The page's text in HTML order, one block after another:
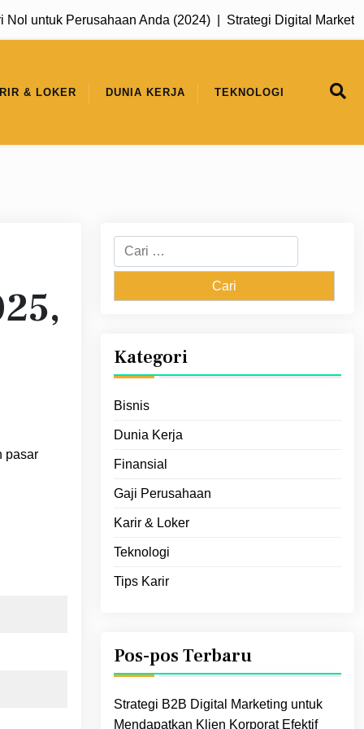
untuk Perusahaan Anda (2024) |Strategi Digital Marketing
& LOKER DUNIA KERJA TEKNOLOGI
pasar
Cari
untuk:
Kategori
Bisnis
Dunia Kerja
Finansial
Gaji Perusahaan
Karir & Loker
Teknologi
Tips Karir
Pos-pos Terbaru
Strategi B2B Digital Marketing untuk
Mendapatkan Klien Korporat Efektif